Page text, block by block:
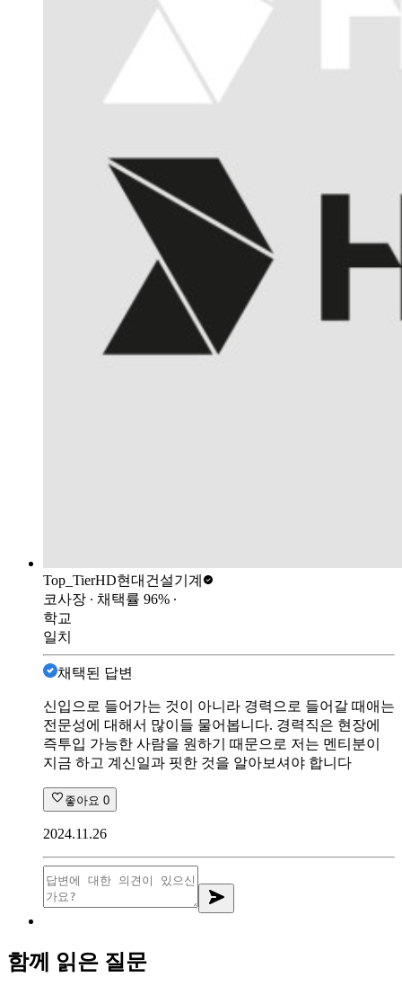
Top_TierHD현대건설기계
코사장 ∙ 채택률 96% ∙
학교
일치
채택된 답변
신입으로 들어가는 것이 아니라 경력으로 들어갈 때애는
전문성에 대해서 많이들 물어봅니다. 경력직은 현장에
즉투입 가능한 사람을 원하기 때문으로 저는 멘티분이
지금 하고 계신일과 핏한 것을 알아보셔야 합니다
좋아요 0
2024.11.26
함께 읽은 질문